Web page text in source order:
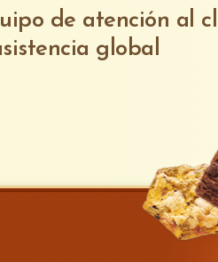
de atención al
global